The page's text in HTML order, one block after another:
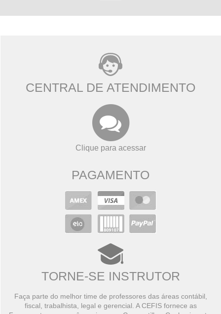
CENTRAL DE ATENDIMENTO
Clique para acessar
PAGAMENTO
TORNE-SE INSTRUTOR
Faça parte do melhor time de professores das áreas contábil,
fiscal, trabalhista, legal e gerencial. A CEFIS fornece as